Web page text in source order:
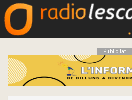
Publicitat